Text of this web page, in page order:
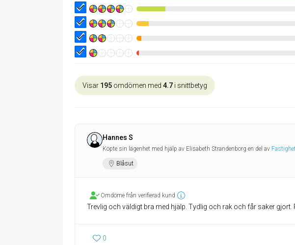
Visar 195 omdömen med 4.7 i snittbetyg
Hannes S
Köpte sin lägenhet med hjälp av Elisabeth Strandenborg en del av
Blåsut
Omdöme från verifierad kund
Trevlig och väldigt bra med hjälp. Tydlig och rak och får saker gjort.
0